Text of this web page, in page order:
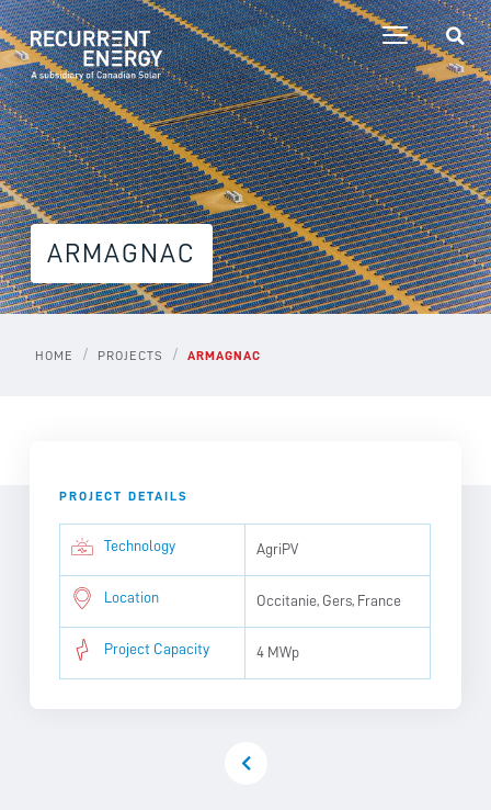
ARMAGNAC
HOME / PROJECTS / ARMAGNAC
PROJECT DETAILS
Technology AgriPV
Location Occitanie, Gers, France
Project Capacity 4 MWp